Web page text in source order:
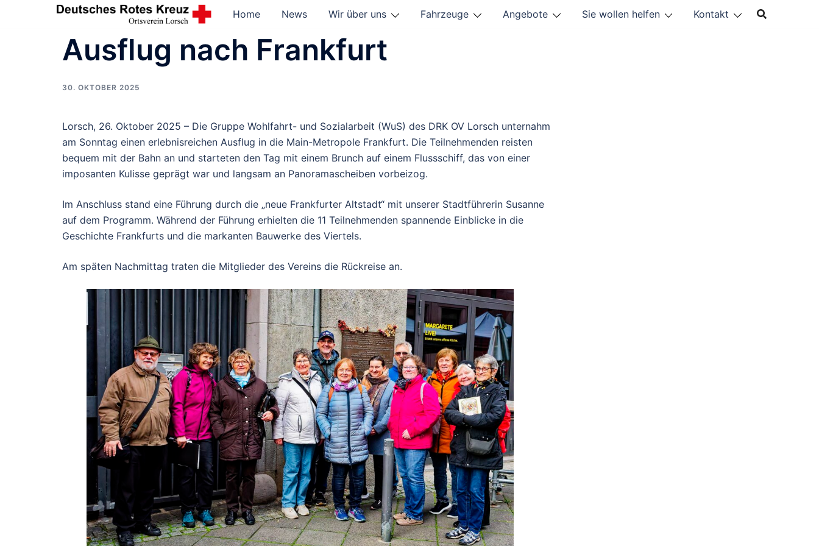
Home News Wir über uns Fahrzeuge Angebote Sie wollen helfen Kontakt
Ausflug nach Frankfurt
30. OKTOBER 2025
Lorsch, 26. Oktober 2025 – Die Gruppe Wohlfahrt- und Sozialarbeit (WuS) des DRK OV Lorsch unternahm
am Sonntag einen erlebnisreichen Ausflug in die Main-Metropole Frankfurt. Die Teilnehmenden reisten
bequem mit der Bahn an und starteten den Tag mit einem Brunch auf einem Flussschiff, das von einer
imposanten Kulisse geprägt war und langsam an Panoramascheiben vorbeizog.
Im Anschluss stand eine Führung durch die „neue Frankfurter Altstadt“ mit unserer Stadtführerin Susanne
auf dem Programm. Während der Führung erhielten die 11 Teilnehmenden spannende Einblicke in die
Geschichte Frankfurts und die markanten Bauwerke des Viertels.
Am späten Nachmittag traten die Mitglieder des Vereins die Rückreise an.